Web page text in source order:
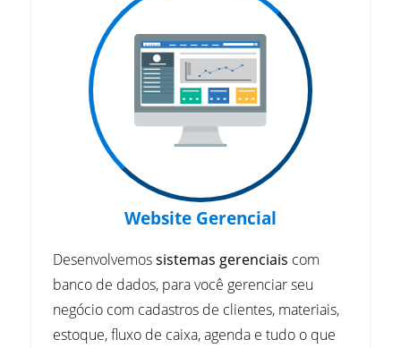
Website Gerencial
Desenvolvemossistemas gerenciais com
banco de dados, para você gerenciar seu
negócio com cadastros de clientes, materiais,
estoque, fluxo de caixa, agenda e tudo o que